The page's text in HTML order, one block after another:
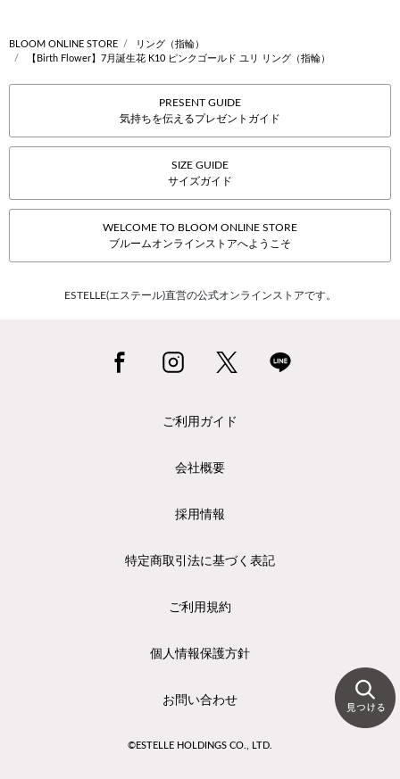
BLOOM ONLINE STORE
リング（指輪）
【Birth Flower】7月誕生花 K10 ピンクゴールド ユリ リング（指輪）
PRESENT GUIDE
気持ちを伝えるプレゼントガイド
SIZE GUIDE
サイズガイド
WELCOME TO BLOOM ONLINE STORE
ブルームオンラインストアへようこそ
ESTELLE(エステール)直営の公式オンラインストアです。
ご利用ガイド
会社概要
採用情報
特定商取引法に基づく表記
ご利用規約
個人情報保護方針
お問い合わせ
©ESTELLE HOLDINGS CO., LTD.